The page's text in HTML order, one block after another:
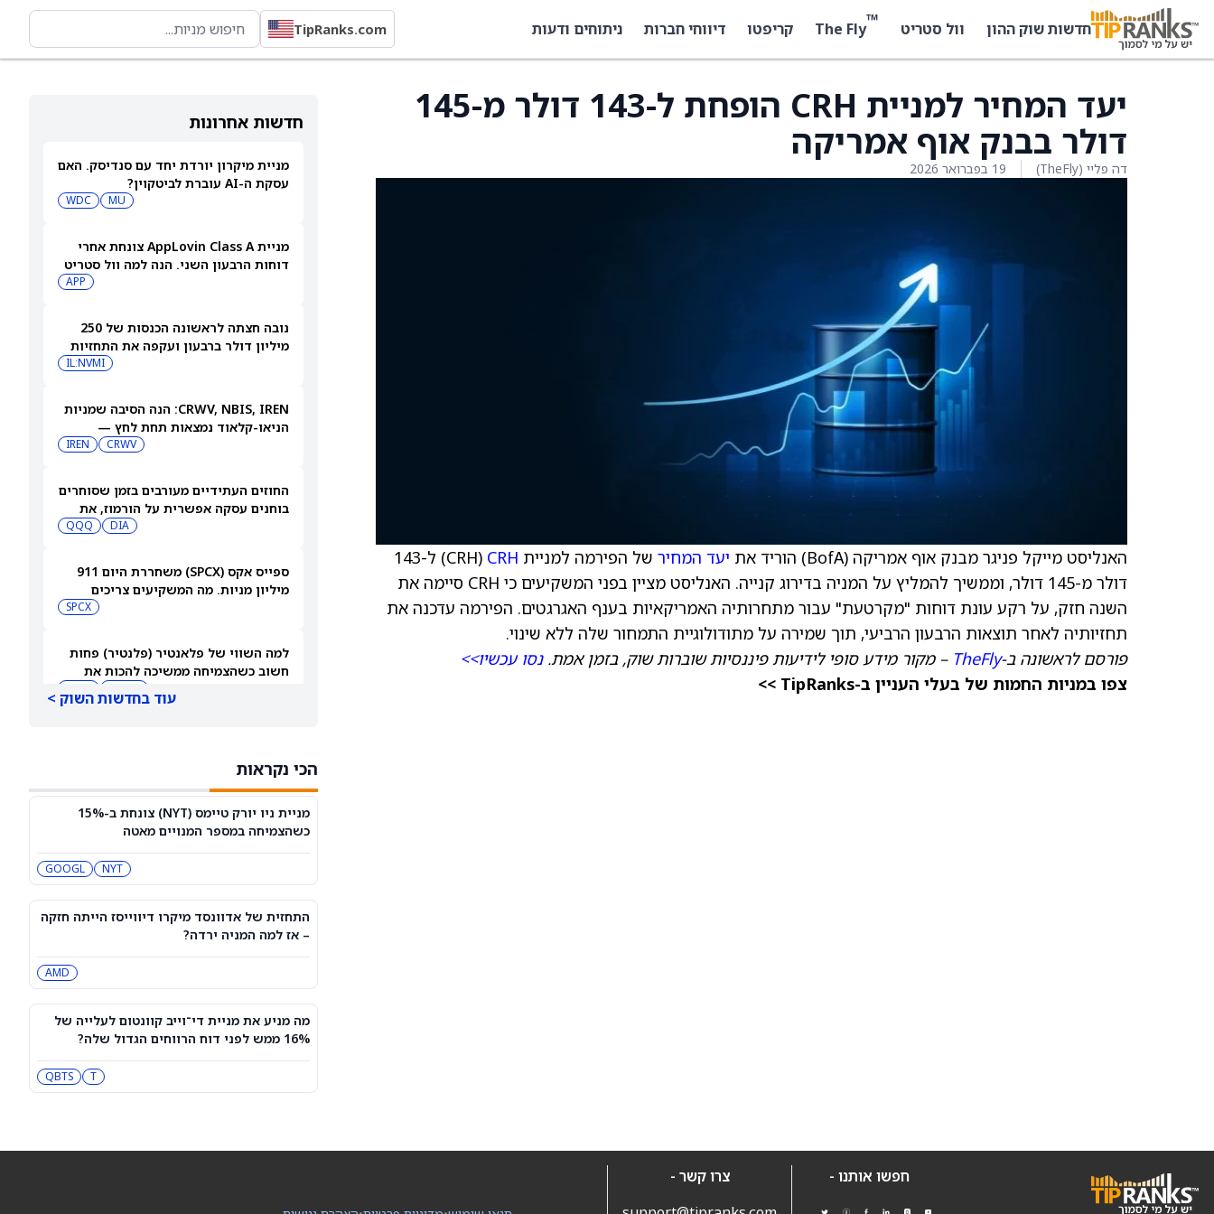
חדשות שוק ההון וול סטריט ™
The Fly קריפטו דיווחי חברות ניתוחים ודעות TipRanks.com
חדשות אחרונות
מניית מיקרון יורדת יחד עם סנדיסק. האם
עסקת ה-AI עוברת לביטקוין?
MU
WDC
מניית AppLovin Class A צונחת אחרי
דוחות הרבעון השני. הנה למה וול סטריט
APP
נובה חצתה לראשונה הכנסות של 250
מיליון דולר ברבעון ועקפה את התחזיות
IL:NVMI
CRWV, NBIS, IREN: הנה הסיבה שמניות
הניאו-קלאוד נמצאות תחת לחץ —
CRWV
IREN
החוזים העתידיים מעורבים בזמן שסוחרים
בוחנים עסקה אפשרית על הורמוז, את
DIA
QQQ
ספייס אקס (SPCX) משחררת היום 911
מיליון מניות. מה המשקיעים צריכים
SPCX
למה השווי של פלאנטיר (פלנטיר) פחות
חשוב כשהצמיחה ממשיכה להכות את
במכירות מסכות IC
מה דוח הרבעון השני של IonQ חושף על
צמיחת ההכנסות, ההפסדים המתרחבים
ומניית IONQ
IONQ
האם מניית Oklo יקרה מדי אחרי שאישור
משרד האנרגיה הוביל לראלי של 16.7%
לפני הדוח?
Oklo מדווחת על רווחים מחר: האם מניית
OKLO
למה מניית ספייס אקס (SPCX) עולה היום
SPCX
עוד בחדשות השוק >
הכי נקראות
מניית ניו יורק טיימס (NYT) צונחת ב-15%
כשהצמיחה במספר המנויים מאטה
NYT
GOOGL
התחזית של אדוונסד מיקרו דיווייסז הייתה חזקה
– אז למה המניה ירדה?
AMD
מה מניע את מניית די־וייב קוונטום לעלייה של
16% ממש לפני דוח הרווחים הגדול שלה?
T
QBTS
יעד המחיר למניית CRH הופחת ל-143 דולר מ-145
דולר בבנק אוף אמריקה
דה פליי (TheFly) 19 בפברואר 2026
האנליסט מייקל פניגר מבנק אוף אמריקה (BofA) הוריד את יעד המחיר של הפירמה למניית CRH
‏ (CRH) ל-143
דולר מ-145 דולר, וממשיך להמליץ על המניה בדירוג קנייה. האנליסט מציין בפני המשקיעים כי CRH סיימה את
השנה חזק, על רקע עונת דוחות "מקרטעת" עבור מתחרותיה האמריקאיות בענף האגרגטים. הפירמה עדכנה את
תחזיותיה לאחר תוצאות הרבעון הרביעי, תוך שמירה על מתודולוגיית התמחור שלה ללא שינוי.
פורסם לראשונה ב-TheFly – מקור מידע סופי לידיעות פיננסיות שוברות שוק, בזמן אמת.נסו עכשיו>>
צפו במניות החמות של בעלי העניין ב-TipRanks >>
חפשו אותנו -
צרו קשר -